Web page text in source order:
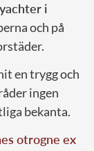
i
och på
en trygg och
ingen
bekanta.
otrogne ex